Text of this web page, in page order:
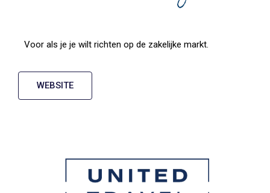
Voor als je je wilt richten op de zakelijke markt.
WEBSITE